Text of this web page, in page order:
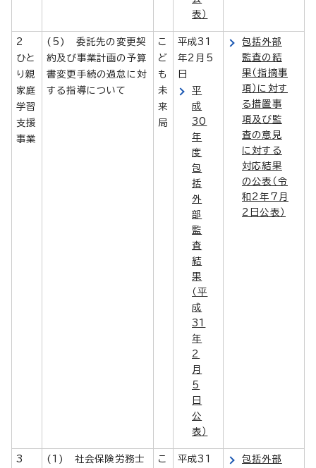
表）
2
ひと
り親
家庭
学習
支援
事業
(5) 委託先の変更契
約及び事業計画の予算
書変更手続の過怠に対
する指導について
こ
ど
も
未
来
局
平成31
年2月5
日
平
成
30
年
度
包
括
外
部
監
査
結
果
（平
成
31
年
2
月
5
日
公
表）
包括外部
監査の結
果（指摘事
項）に対す
る措置事
項及び監
査の意見
に対する
対応結果
の公表（令
和2年7月
2日公表）
3
(1) 社会保険労務士
こ
平成31
包括外部